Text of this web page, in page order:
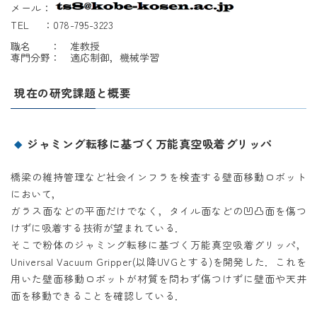
メール：
TEL ：078-795-3223
職名 ： 准教授
専門分野： 適応制御，機械学習
現在の研究課題と概要
ジャミング転移に基づく万能真空吸着グリッパ
橋梁の維持管理など社会インフラを検査する壁面移動ロボット
において，
ガラス面などの平面だけでなく，タイル面などの凹凸面を傷つ
けずに吸着する技術が望まれている．
そこで粉体のジャミング転移に基づく万能真空吸着グリッパ，
Universal Vacuum Gripper(以降UVGとする)を開発した．これを
用いた壁面移動ロボットが材質を問わず傷つけずに壁面や天井
面を移動できることを確認している．